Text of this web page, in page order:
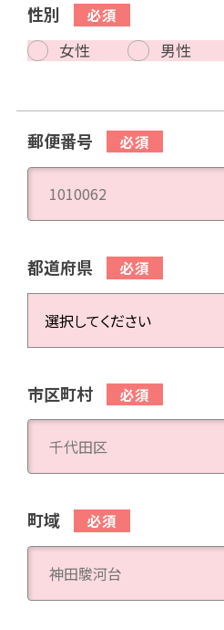
性別
女性 男性
郵便番号
都道府県
市区町村
町域